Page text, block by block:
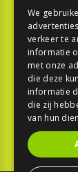
We
verkeer te
informatie
met onze
die deze
informatie
die zij
van hun